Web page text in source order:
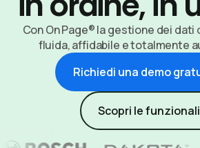
Con On Page® la gestione dei
fluida, affidabile e totalmente
Richiedi una demo
Scopri le